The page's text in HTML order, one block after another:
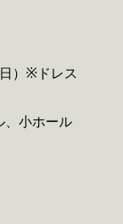
）※ドレス
、小ホール